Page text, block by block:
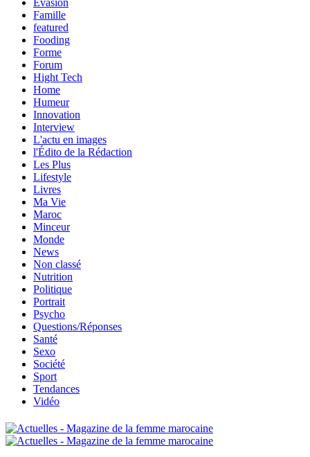
Famille
featured
Fooding
Forme
Forum
Hight Tech
Home
Humeur
Innovation
Interview
L'actu en images
l'Édito de la Rédaction
Les Plus
Lifestyle
Livres
Ma Vie
Maroc
Minceur
Monde
News
Non classé
Nutrition
Politique
Portrait
Psycho
Questions/Réponses
Santé
Sexo
Société
Sport
Tendances
Vidéo